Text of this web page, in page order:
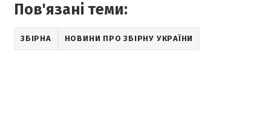
Пов'язані теми:
ЗБІРНА НОВИНИ ПРО ЗБІРНУ УКРАЇНИ